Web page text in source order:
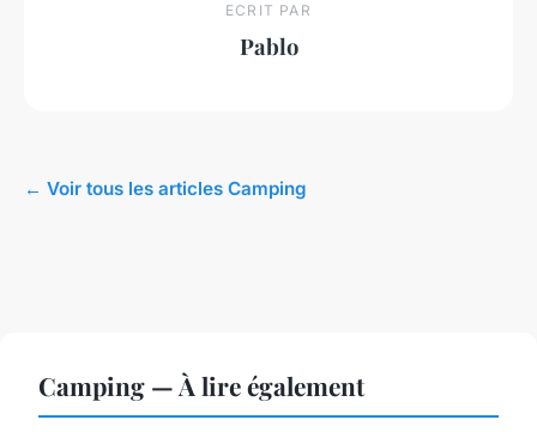
ECRIT PAR
Pablo
← Voir tous les articles Camping
Camping — À lire également